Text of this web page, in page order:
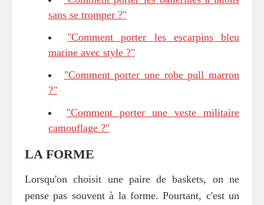
sans se tromper ?"
"Comment porter les escarpins bleu
marine avec style ?"
"Comment porter une robe pull marron
?"
"Comment porter une veste militaire
camouflage ?"
LA FORME
Lorsqu'on choisit une paire de baskets, on ne
pense pas souvent à la forme. Pourtant, c'est un